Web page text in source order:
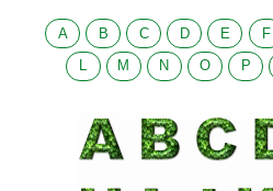
A B C D E F
L
M N O P